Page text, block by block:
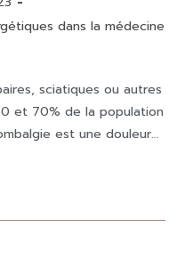
dans la médecine
sciatiques ou autres
et 70% de la population
est une douleur…